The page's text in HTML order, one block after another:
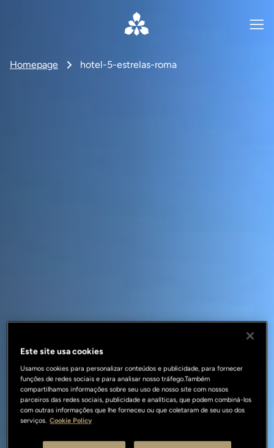
Homepage hotel-5-estrelas-roma
Este site usa cookies
Usamos cookies para personalizar conteúdos e publicidade, para fornecer
funções de redes sociais e para analisar nosso tráfego.Também
compartilhamos informações sobre seu uso de nosso site com nossos
parceiros das redes sociais, publicidade e analíticas, que podem combiná-los
com outras informações que lhe forneceu ou que coletaram de seu uso dos
serviços. Cookie Policy